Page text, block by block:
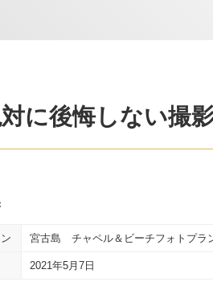
に後悔しない撮
宮古島 チャペル＆ビーチフォトプラ
2021年5月7日